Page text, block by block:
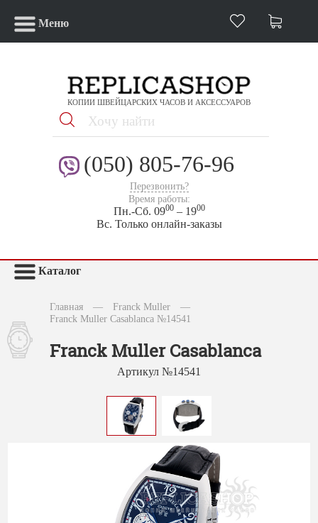
Меню
КОПИИ ШВЕЙЦАРСКИХ ЧАСОВ И АКСЕССУАРОВ
(050) 805-76-96
Перезвонить?
Время работы:
Пн.-Сб. 0900– 1900
Вс. Только онлайн-заказы
Каталог
Главная — Franck Muller
—
Franck Muller Casablanca №14541
Franck Muller Casablanca
Артикул №14541